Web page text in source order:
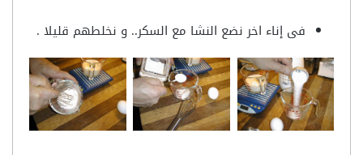
فى إناء اخر نضع النشا مع السكر.. و نخلطهم قليلا .